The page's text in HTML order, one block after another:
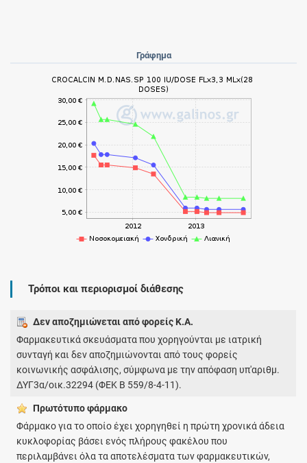
Γράφημα
Τρόποι και περιορισμοί διάθεσης
Δεν αποζημιώνεται από φορείς Κ.Α.
Φαρμακευτικά σκευάσματα που χορηγούνται με ιατρική
συνταγή και δεν αποζημιώνονται από τους φορείς
κοινωνικής ασφάλισης, σύμφωνα με την απόφαση υπ'αριθμ.
ΔΥΓ3α/οικ.32294 (ΦΕΚ Β 559/8-4-11).
Πρωτότυπο φάρμακo
Φάρμακο για το οποίο έχει χορηγηθεί η πρώτη χρονικά άδεια
κυκλοφορίας βάσει ενός πλήρους φακέλου που
περιλαμβάνει όλα τα αποτελέσματα των φαρμακευτικών,